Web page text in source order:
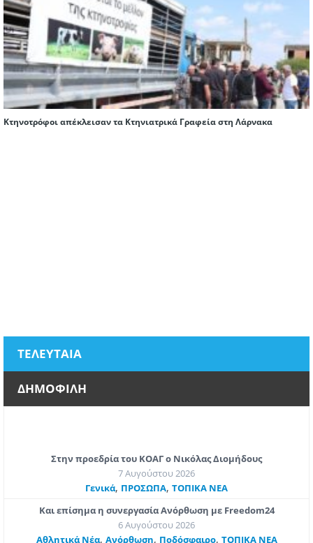
Κτηνοτρόφοι απέκλεισαν τα Κτηνιατρικά Γραφεία στη Λάρνακα
ΤΕΛΕΥΤΑΙΑ
ΔΗΜΟΦΙΛΗ
Στην προεδρία του ΚΟΑΓ ο Νικόλας Διομήδους
7 Αυγούστου 2026
Γενικά, ΠΡΟΣΩΠΑ, ΤΟΠΙΚΑ ΝΕΑ
Και επίσημα η συνεργασία Ανόρθωση με Freedom24
6 Αυγούστου 2026
Αθλητικά Νέα, Ανόρθωση, Ποδόσφαιρο, ΤΟΠΙΚΑ ΝΕΑ